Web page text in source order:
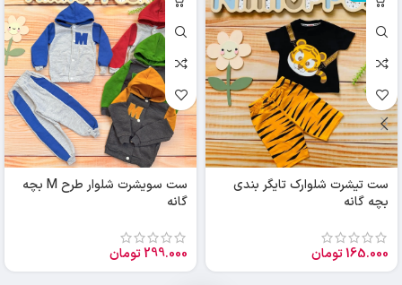
ست تیشرت شلوارک تایگر بندی
بچه گانه
165.000تومان
ست سویشرت شلوار طرح M بچه
گانه
299.000تومان